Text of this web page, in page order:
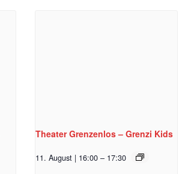
Theater Grenzenlos – Grenzi Kids
11. August | 16:00 – 17:30